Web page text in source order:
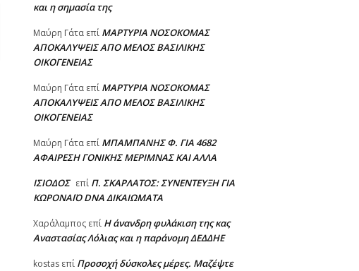
και η σημασία της
Μαύρη Γάτα επί ΜΑΡΤΥΡΙΑ ΝΟΣΟΚΟΜΑΣ
ΑΠΟΚΑΛΥΨΕΙΣ ΑΠΟ ΜΕΛΟΣ ΒΑΣΙΛΙΚΗΣ
ΟΙΚΟΓΕΝΕΙΑΣ
Μαύρη Γάτα επί ΜΑΡΤΥΡΙΑ ΝΟΣΟΚΟΜΑΣ
ΑΠΟΚΑΛΥΨΕΙΣ ΑΠΟ ΜΕΛΟΣ ΒΑΣΙΛΙΚΗΣ
ΟΙΚΟΓΕΝΕΙΑΣ
Μαύρη Γάτα επί ΜΠΑΜΠΑΝΗΣ Φ. ΓΙΑ 4682
ΑΦΑΙΡΕΣΗ ΓΟΝΙΚΗΣ ΜΕΡΙΜΝΑΣ ΚΑΙ ΑΛΛΑ
ΙΣΙΟΔΟΣ επί Π. ΣΚΑΡΛΑΤΟΣ: ΣΥΝΕΝΤΕΥΞΗ ΓΙΑ
ΚΩΡΟΝΑΪΟ DNA ΔΙΚΑΙΩΜΑΤΑ
Χαράλαμπος επί Η άνανδρη φυλάκιση της κας
Αναστασίας Λόλιας και η παράνομη ΔΕΔΔΗΕ
kostas επί Προσοχή δύσκολες μέρες. Μαζέψτε